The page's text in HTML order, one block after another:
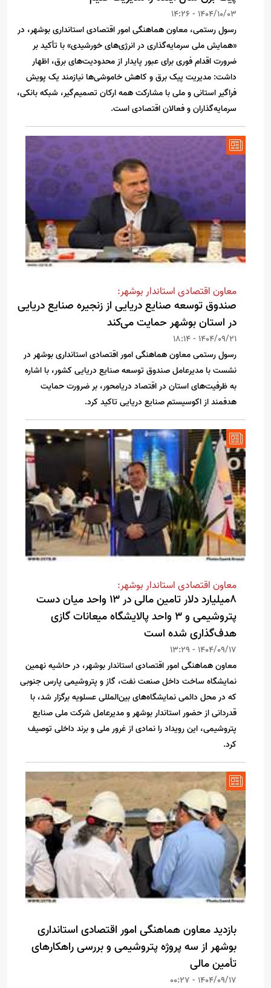
1404/10/03 - 14:26
رسول رستمی، معاون هماهنگی امور اقتصادی استانداری بوشهر، در
«همایش ملی سرمایه‌گذاری در انرژی‌های خورشیدی» با تأکید بر
ضرورت اقدام فوری برای عبور پایدار از محدودیت‌های برق، اظهار
داشت: مدیریت پیک برق و کاهش خاموشی‌ها نیازمند یک پویش
فراگیر استانی و ملی با مشارکت همه ارکان تصمیم‌گیر، شبکه بانکی،
سرمایه‌گذاران و فعالان اقتصادی است.
معاون اقتصادی استاندار بوشهر:
صندوق توسعه صنایع دریایی از زنجیره صنایع دریایی
در استان بوشهر حمایت می‌کند
1404/09/21 - 18:14
رسول رستمی معاون هماهنگی امور اقتصادی استانداری بوشهر در
نشست با مدیرعامل صندوق توسعه صنایع دریایی کشور، با اشاره
به ظرفیت‌های استان در اقتصاد دریا‌محور، بر ضرورت حمایت
هدفمند از اکوسیستم صنایع دریایی تاکید کرد.
معاون اقتصادی استاندار بوشهر:
۸میلیارد دلار تامین مالی در ۱۳ واحد میان دست
پتروشیمی و ۳ واحد پالایشگاه میعانات گازی
هدف‌گذاری شده است
1404/09/17 - 13:29
معاون هماهنگی امور اقتصادی استاندار بوشهر، در حاشیه نهمین
نمایشگاه ساخت داخل صنعت نفت، گاز و پتروشیمی پارس جنوبی
که در محل دائمی نمایشگاه‌های بین‌المللی عسلویه برگزار شد، با
قدردانی از حضور استاندار بوشهر و مدیرعامل شرکت ملی صنایع
پتروشیمی، این رویداد را نمادی از غرور ملی و برند داخلی توصیف
کرد.
بازدید معاون هماهنگی امور اقتصادی استانداری
بوشهر از سه پروژه پتروشیمی و بررسی راهکارهای
تأمین مالی
1404/09/17 - 00:27